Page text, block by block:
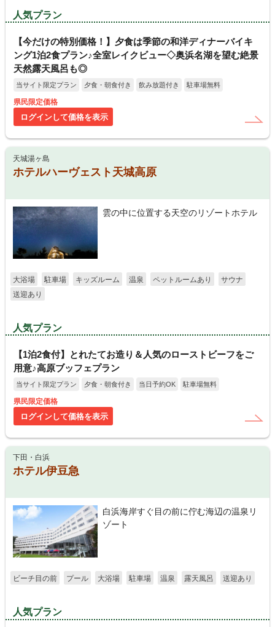
人気プラン
【今だけの特別価格！】夕食は季節の和洋ディナーバイキ
ング1泊2食プラン♪全室レイクビュー◇奥浜名湖を望む絶景
天然露天風呂も◎
当サイト限定プラン 夕食・朝食付き 飲み放題付き 駐車場無料
県民限定価格
ログインして価格を表示
天城湯ヶ島
ホテルハーヴェスト天城高原
雲の中に位置する天空のリゾートホテル
大浴場 駐車場 キッズルーム 温泉 ペットルームあり
サウナ
送迎あり
人気プラン
【1泊2食付】とれたてお造り＆人気のローストビーフをご
用意♪高原ブッフェプラン
当サイト限定プラン 夕食・朝食付き 当日予約OK 駐車場無料
県民限定価格
ログインして価格を表示
下田・白浜
ホテル伊豆急
白浜海岸すぐ目の前に佇む海辺の温泉リ
ゾート
ビーチ目の前 プール 大浴場 駐車場 温泉 露天風呂 送迎あり
人気プラン